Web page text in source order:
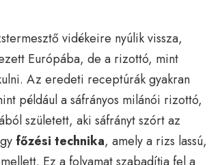
vidékeire nyúlik vissza,
Európába, de a rizottó, mint
Az eredeti receptúrák gyakran
például a sáfrányos milánói rizottó,
született, aki sáfrányt szórt az
főzési technika, amely a rizs lassú,